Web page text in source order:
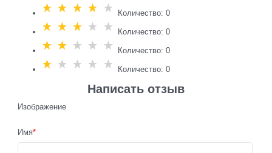
Количество: 0
Количество: 0
Количество: 0
Количество: 0
Написать отзыв
Изображение
Имя